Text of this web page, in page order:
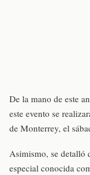
De la mano de este
este evento se
de Monterrey, el
Asimismo, se detalló
especial conocida